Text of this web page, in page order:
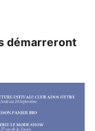
démarreront